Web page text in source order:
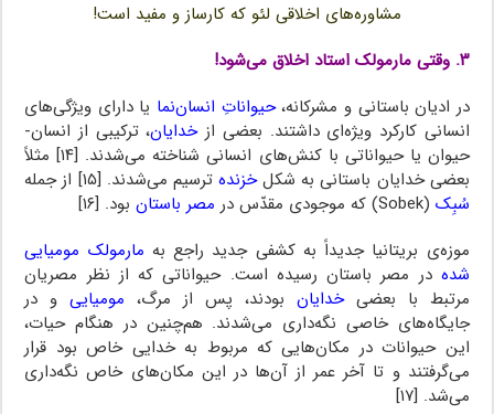
مشاوره‌های اخلاقی لئو که کارساز و مفید است!
۳. وقتی مارمولک استاد اخلاق می‌شود!
در ادیان باستانی و مشرکانه،حیواناتِ انسان‌نما یا دارای ویژگی‌های
انسانی کارکرد ویژه‌ای داشتند. بعضی ازخدایان، ترکیبی از انسان-
حیوان یا حیواناتی با کنش‌های انسانی شناخته می‌شدند. [۱۴] مثلاً
بعضی خدایان باستانی به شکلخزندهترسیم می‌شدند. [۱۵] از جمله
سُبِک (Sobek) که موجودی مقدّس در مصر باستان بود. [۱۶]
موزه‌ی بریتانیا جدیداً به کشفی جدید راجع به مارمولک مومیایی
شده در مصر باستان رسیده است. حیواناتی که از نظر مصریان
مرتبط با بعضیخدایان بودند، پس از مرگ، مومیاییو در
جایگاه‌های خاصی نگه‌داری می‌شدند. هم‌چنین در هنگام حیات،
این حیوانات در مکان‌هایی که مربوط به خدایی خاص بود قرار
می‌گرفتند و تا آخر عمر از آن‌ها در این مکان‌های خاص نگه‌داری
می‌شد. [۱۷]